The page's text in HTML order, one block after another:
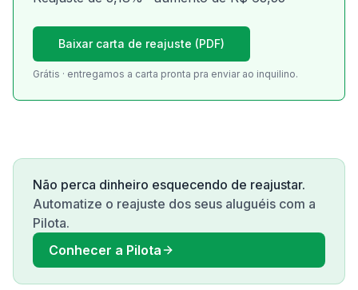
Baixar carta de reajuste (PDF)
Grátis · entregamos a carta pronta pra enviar ao inquilino.
Não perca dinheiro esquecendo de reajustar.
Automatize o reajuste dos seus aluguéis com a
Pilota.
Conhecer a Pilota